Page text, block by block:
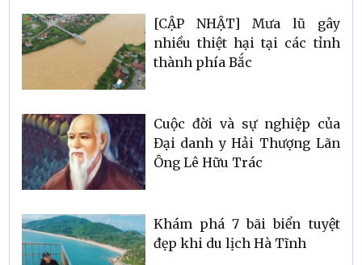
[CẬP NHẬT] Mưa lũ gây
nhiều thiệt hại tại các tỉnh
thành phía Bắc
Cuộc đời và sự nghiệp của
Đại danh y Hải Thượng Lãn
Ông Lê Hữu Trác
Khám phá 7 bãi biển tuyệt
đẹp khi du lịch Hà Tĩnh